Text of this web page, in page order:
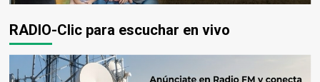
RADIO-Clic para escuchar en vivo